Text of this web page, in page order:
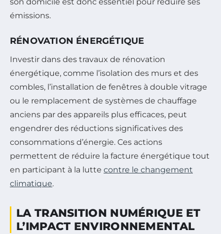
émissions.
RÉNOVATION ÉNERGÉTIQUE
Investir dans des travaux de rénovation
énergétique, comme l’isolation des murs et des
combles, l’installation de fenêtres à double vitrage
ou le remplacement de systèmes de chauffage
anciens par des appareils plus efficaces, peut
engendrer des réductions significatives des
consommations d’énergie. Ces actions
permettent de réduire la facture énergétique tout
en participant à la lutte contre le changement
climatique.
LA TRANSITION NUMÉRIQUE ET
L’IMPACT ENVIRONNEMENTAL